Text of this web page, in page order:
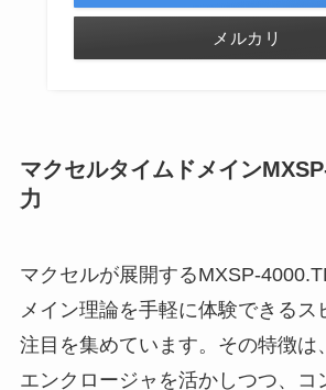
メルカリ
マクセルタイムドメイン
力
マクセルが展開するMXSP-
メイン理論を手軽に体験できるス
注目を集めています。その特徴は
エンクロージャを活かしつつ、コ